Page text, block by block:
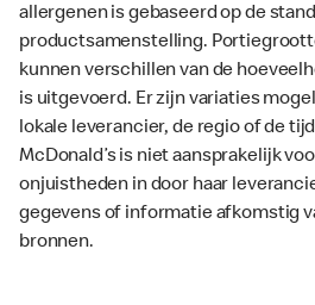
allergenen is gebaseerd op de
productsamenstelling.
kunnen verschillen van de
is uitgevoerd. Er zijn variaties
lokale leverancier, de regio of de
McDonald’s is niet aansprakelijk
onjuistheden in door haar
gegevens of informatie afkomstig
bronnen.